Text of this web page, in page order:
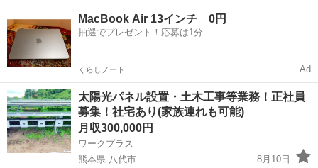
て頂くお仕事です！ …
MacBook Air 13インチ 0円
抽選でプレゼント！応募は1分
くらしノート Ad
太陽光パネル設置・土木工事等業務！正社員
募集！社宅あり(家族連れも可能)
月収300,000円
ワークプラス
熊本県 八代市
8月10日